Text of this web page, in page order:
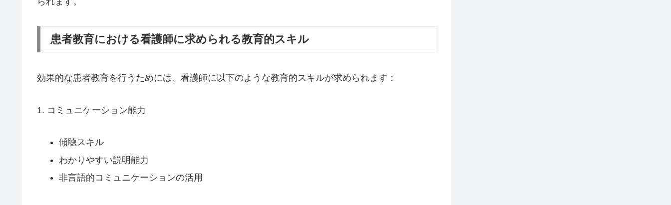
患者教育における看護師に求められる教育的スキル
効果的な患者教育を行うためには、看護師に以下のような教育的スキルが求められます：
1. コミュニケーション能力
傾聴スキル
わかりやすい説明能力
非言語的コミュニケーションの活用